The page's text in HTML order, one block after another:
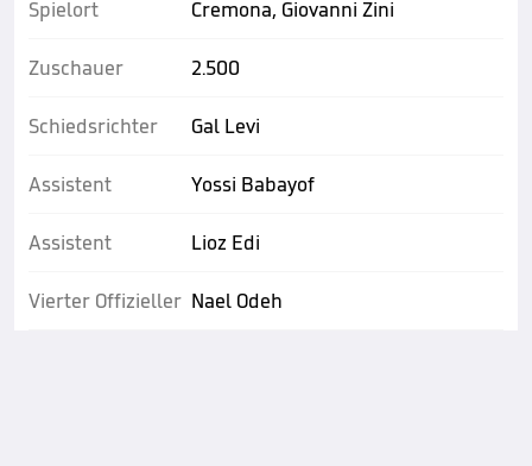
Spielort
Zuschauer
Schiedsrichter
Assistent
Assistent
Vierter Offizieller
Cremona, Giovanni Zini
2.500
Gal Levi
Yossi Babayof
Lioz Edi
Nael Odeh